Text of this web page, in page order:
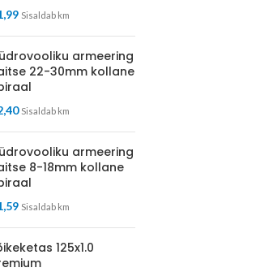
Sisaldab km
armeering
22-30mm kollane
Sisaldab km
armeering
8-18mm kollane
Sisaldab km
125x1.0